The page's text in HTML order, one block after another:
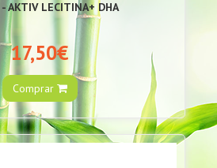
AKTIV LECITINA+ DHA
17,50€
Comprar